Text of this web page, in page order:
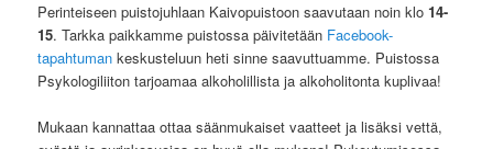
Perinteiseen puistojuhlaan Kaivopuistoon saavutaan noin klo14-
15. Tarkka paikkamme puistossa päivitetään Facebook-
tapahtuman keskusteluun heti sinne saavuttuamme. Puistossa
Psykologiliiton tarjoamaa alkoholillista ja alkoholitonta kuplivaa!
Mukaan kannattaa ottaa säänmukaiset vaatteet ja lisäksi vettä,